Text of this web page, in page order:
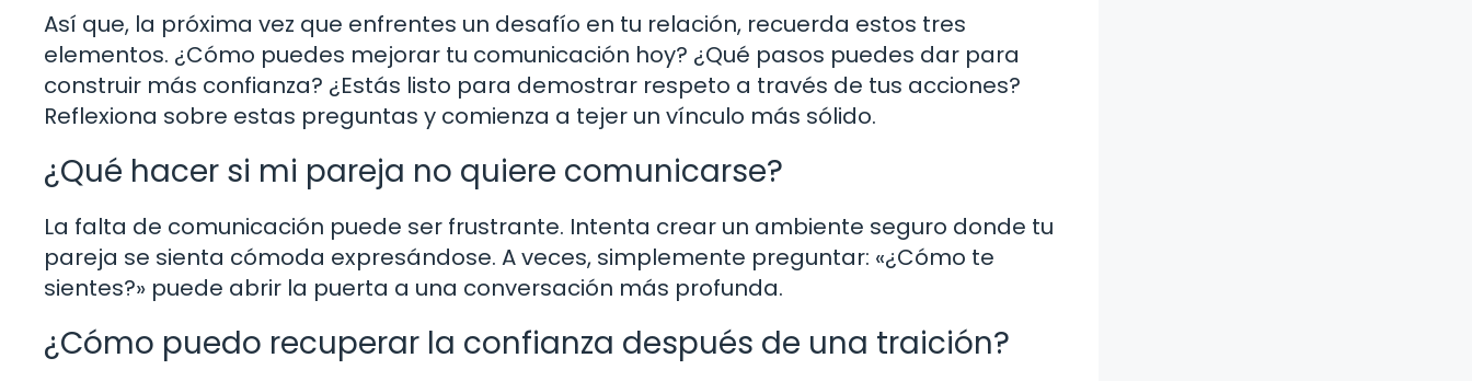
Así que, la próxima vez que enfrentes un desafío en tu relación, recuerda estos tres
elementos. ¿Cómo puedes mejorar tu comunicación hoy? ¿Qué pasos puedes dar para
construir más confianza? ¿Estás listo para demostrar respeto a través de tus acciones?
Reflexiona sobre estas preguntas y comienza a tejer un vínculo más sólido.
¿Qué hacer si mi pareja no quiere comunicarse?
La falta de comunicación puede ser frustrante. Intenta crear un ambiente seguro donde tu
pareja se sienta cómoda expresándose. A veces, simplemente preguntar: «¿Cómo te
sientes?» puede abrir la puerta a una conversación más profunda.
¿Cómo puedo recuperar la confianza después de una traición?